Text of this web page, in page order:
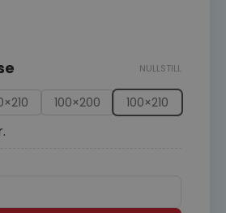
100×200 100×210
NULLSTILL
Eik ytterdør antall